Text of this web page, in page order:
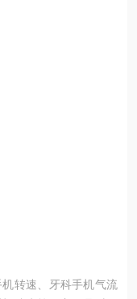
转速、牙科手机气流